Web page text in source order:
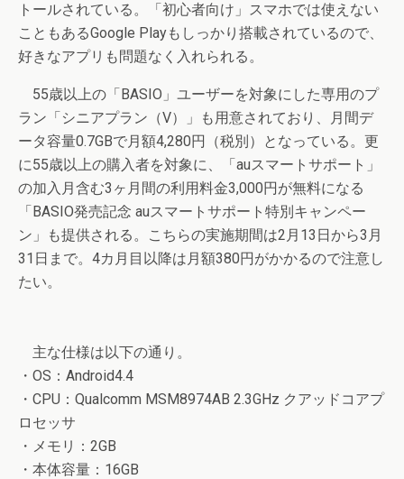
トールされている。「初心者向け」スマホでは使えない
こともあるGoogle Playもしっかり搭載されているので、
好きなアプリも問題なく入れられる。
55歳以上の「BASIO」ユーザーを対象にした専用のプ
ラン「シニアプラン（V）」も用意されており、月間デ
ータ容量0.7GBで月額4,280円（税別）となっている。更
に55歳以上の購入者を対象に、「auスマートサポート」
の加入月含む3ヶ月間の利用料金3,000円が無料になる
「BASIO発売記念 auスマートサポート特別キャンペー
ン」も提供される。こちらの実施期間は2月13日から3月
31日まで。4カ月目以降は月額380円がかかるので注意し
たい。
主な仕様は以下の通り。
・OS：Android4.4
・CPU：Qualcomm MSM8974AB 2.3GHz クアッドコアプ
ロセッサ
・メモリ：2GB
・本体容量：16GB